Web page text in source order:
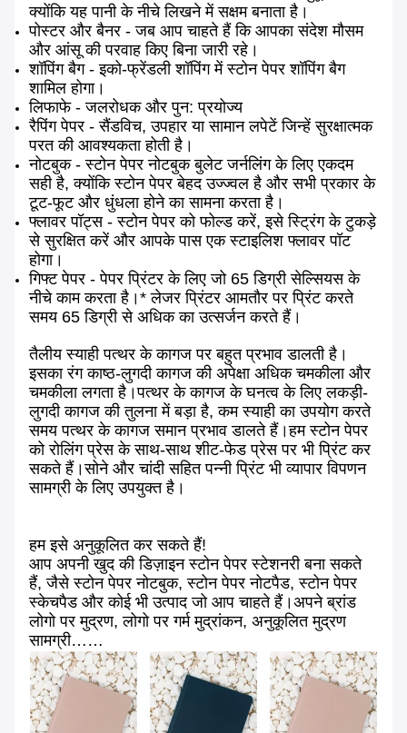
क्योंकि यह पानी के नीचे लिखने में सक्षम बनाता है।
पोस्टर और बैनर - जब आप चाहते हैं कि आपका संदेश मौसम
और आंसू की परवाह किए बिना जारी रहे।
शॉपिंग बैग - इको-फ्रेंडली शॉपिंग में स्टोन पेपर शॉपिंग बैग
शामिल होगा।
लिफाफे - जलरोधक और पुन: प्रयोज्य
रैपिंग पेपर - सैंडविच, उपहार या सामान लपेटें जिन्हें सुरक्षात्मक
परत की आवश्यकता होती है।
नोटबुक - स्टोन पेपर नोटबुक बुलेट जर्नलिंग के लिए एकदम
सही है, क्योंकि स्टोन पेपर बेहद उज्ज्वल है और सभी प्रकार के
टूट-फूट और धुंधला होने का सामना करता है।
फ्लावर पॉट्स - स्टोन पेपर को फोल्ड करें, इसे स्ट्रिंग के टुकड़े
से सुरक्षित करें और आपके पास एक स्टाइलिश फ्लावर पॉट
होगा।
गिफ्ट पेपर - पेपर प्रिंटर के लिए जो 65 डिग्री सेल्सियस के
नीचे काम करता है।* लेजर प्रिंटर आमतौर पर प्रिंट करते
समय 65 डिग्री से अधिक का उत्सर्जन करते हैं।
तैलीय स्याही पत्थर के कागज पर बहुत प्रभाव डालती है।
इसका रंग काष्ठ-लुगदी कागज की अपेक्षा अधिक चमकीला और
चमकीला लगता है।पत्थर के कागज के घनत्व के लिए लकड़ी-
लुगदी कागज की तुलना में बड़ा है, कम स्याही का उपयोग करते
समय पत्थर के कागज समान प्रभाव डालते हैं।हम स्टोन पेपर
को रोलिंग प्रेस के साथ-साथ शीट-फेड प्रेस पर भी प्रिंट कर
सकते हैं।सोने और चांदी सहित पन्नी प्रिंट भी व्यापार विपणन
सामग्री के लिए उपयुक्त है।
हम इसे अनुकूलित कर सकते हैं!
आप अपनी खुद की डिज़ाइन स्टोन पेपर स्टेशनरी बना सकते
हैं, जैसे स्टोन पेपर नोटबुक, स्टोन पेपर नोटपैड, स्टोन पेपर
स्केचपैड और कोई भी उत्पाद जो आप चाहते हैं।अपने ब्रांड
लोगो पर मुद्रण, लोगो पर गर्म मुद्रांकन, अनुकूलित मुद्रण
सामग्री……